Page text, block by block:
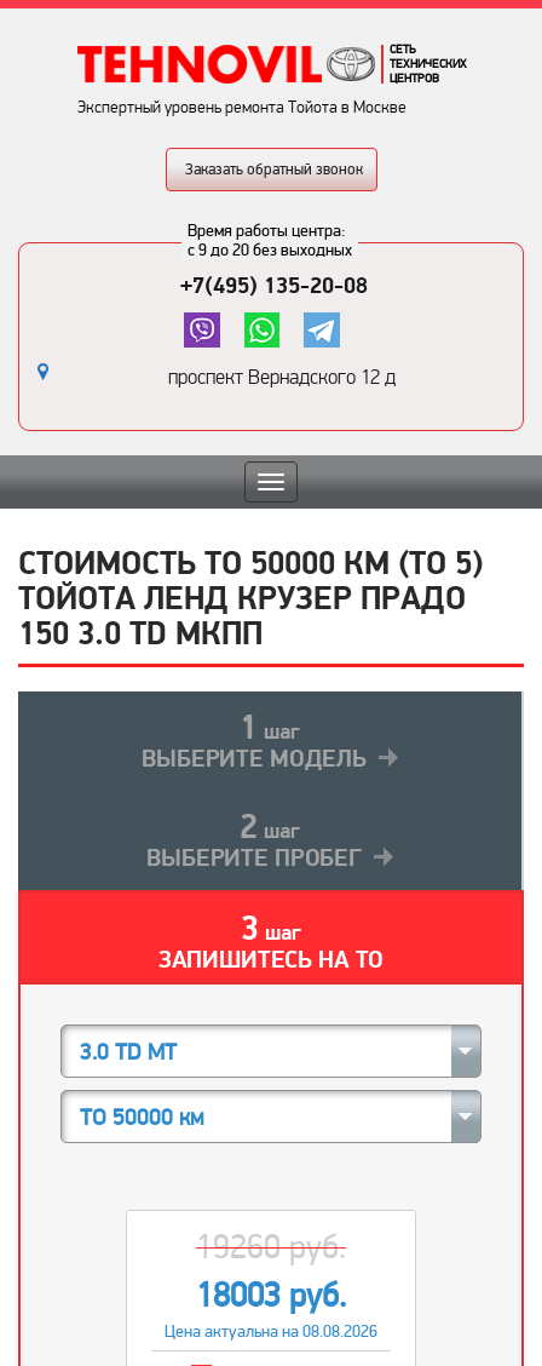
СЕТЬ
ТЕХНИЧЕСКИХ
ЦЕНТРОВ
Экспертный уровень ремонта Тойота в Москве
Заказать обратный звонок
Время работы центра:
с 9 до 20 без выходных
+7(495) 135-20-08
проспект Вернадского 12 д
Toggle
navigation
СТОИМОСТЬ ТО 50000 КМ (ТО 5)
ТОЙОТА ЛЕНД КРУЗЕР ПРАДО
150 3.0 TD МКПП
1 шаг
ВЫБЕРИТЕ МОДЕЛЬ
2 шаг
ВЫБЕРИТЕ ПРОБЕГ
3 шаг
ЗАПИШИТЕСЬ НА ТО
3.0 TD MT
ТО 50000 км
19260 руб.
18003 руб.
Цена актуальна на 08.08.2026